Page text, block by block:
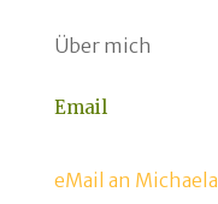
Über mich
Email
eMail an Michaela